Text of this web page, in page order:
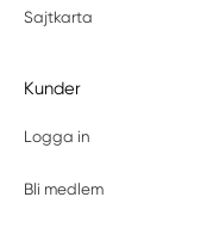
Sajtkarta
Kunder
Logga in
Bli medlem